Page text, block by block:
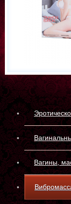
Вагины,